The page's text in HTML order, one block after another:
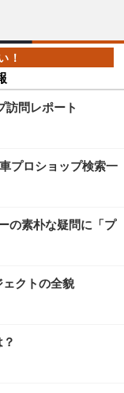
訪問レポート
ロショップ検索一
の素朴な疑問に「プ
クトの全貌